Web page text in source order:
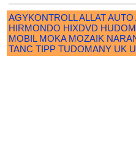
AGYKONTROLLALLATAUTO
HIRMONDO HIXDVD HUDOM
MOBIL MOKA MOZAIK
TANC TIPP TUDOMANY UK